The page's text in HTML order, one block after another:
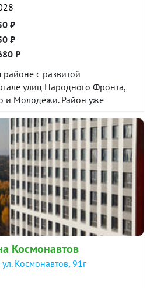
₽
₽
₽
с развитой
улиц Народного Фронта,
и Молодёжи. Район уже
инфраструктуры. До
на автомобиле. До станции
около 10 минут на
Космонавтов
Космонавтов, 91г